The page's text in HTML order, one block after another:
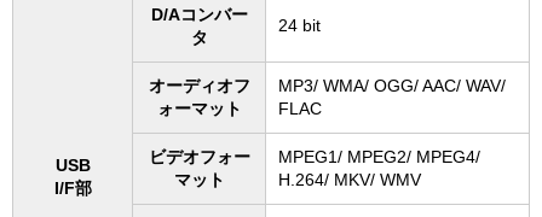
USB
I/F部
D/Aコンバー
タ
24 bit
オーディオフ
ォーマット
MP3/ WMA/ OGG/ AAC/ WAV/
FLAC
ビデオフォー
マット
MPEG1/ MPEG2/ MPEG4/
H.264/ MKV/ WMV